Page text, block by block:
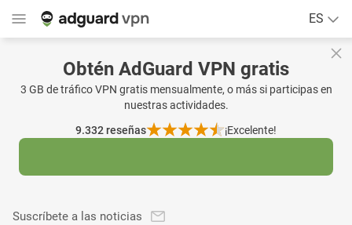
ES
Obtén AdGuard VPN gratis
3 GB de tráfico VPN gratis mensualmente, o más si participas en
nuestras actividades.
9.332reseñas ¡Excelente!
Suscríbete a las noticias